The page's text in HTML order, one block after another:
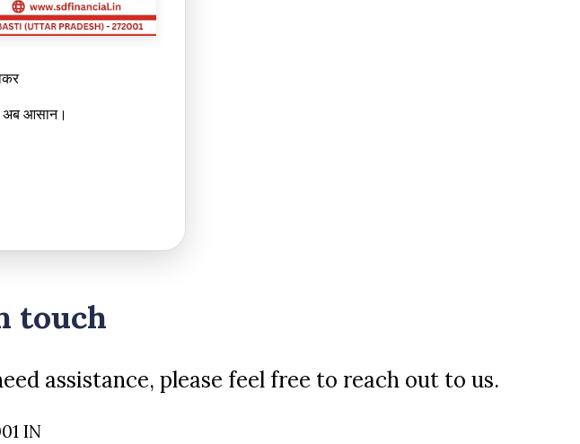
अब आसान।
touch
assistance, please feel free to reach out to us.
IN